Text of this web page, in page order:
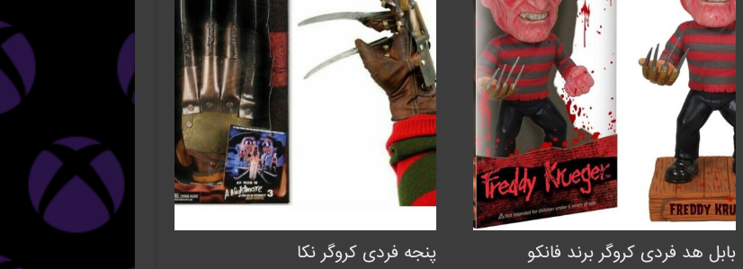
بابل هد فردی کروگر برند فانکو پنجه فردی کروگر نکا